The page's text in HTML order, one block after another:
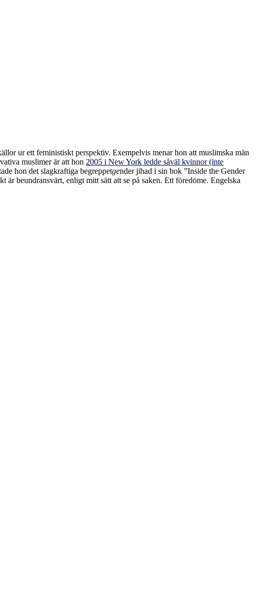
ur ett feministiskt perspektiv. Exempelvis menar hon att muslimska män
muslimer är att hon 2005 i New York ledde såväl kvinnor (inte
hon det slagkraftiga begreppetgender jihad i sin bok ”Inside the Gender
beundransvärt, enligt mitt sätt att se på saken. Ett föredöme. Engelska